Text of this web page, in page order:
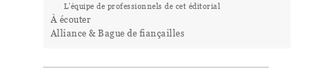
L'équipe de professionnels de cet éditorial
À écouter
Alliance & Bague de fiançailles